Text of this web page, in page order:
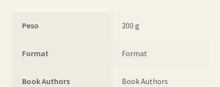
Peso 200 g
Format Format
Book Authors Book Authors